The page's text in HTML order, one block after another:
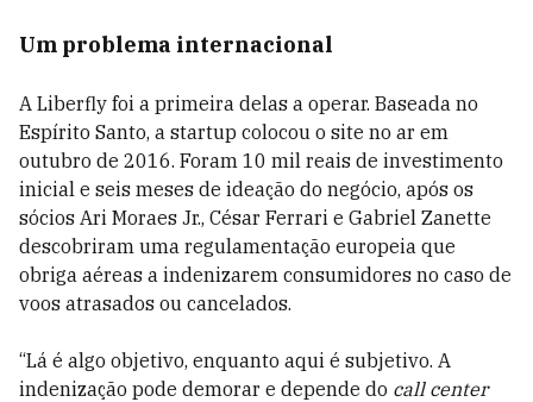
Um problema internacional
A Liberfly foi a primeira delas a operar. Baseada no
Espírito Santo, a startup colocou o site no ar em
outubro de 2016. Foram 10 mil reais de investimento
inicial e seis meses de ideação do negócio, após os
sócios Ari Moraes Jr., César Ferrari e Gabriel Zanette
descobriram uma regulamentação europeia que
obriga aéreas a indenizarem consumidores no caso de
voos atrasados ou cancelados.
“Lá é algo objetivo, enquanto aqui é subjetivo. A
indenização pode demorar e depende do call center